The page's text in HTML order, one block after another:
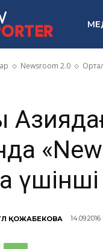
Newsroom 2.0
ҚОЖАБЕКОВА 14.09.2016